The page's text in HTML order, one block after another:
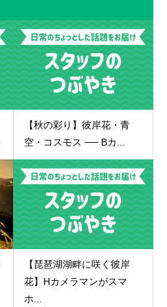
【秋の彩り】彼岸花・青
空・コスモス ── Bカ...
【琵琶湖湖畔に咲く彼岸
花】Hカメラマンがスマ
ホ...